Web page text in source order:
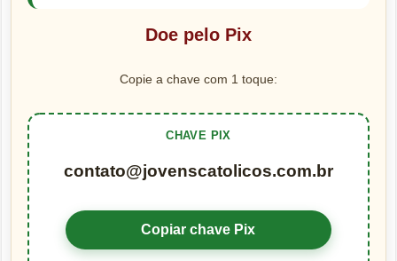
Doe pelo Pix
Copie a chave com 1 toque:
CHAVE PIX
contato@jovenscatolicos.com.br
Copiar chave Pix